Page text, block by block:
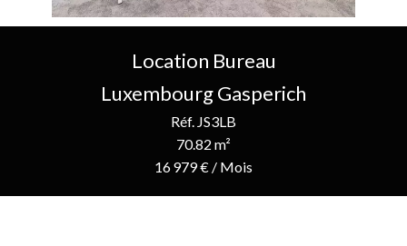
Location Bureau
Luxembourg Gasperich
Réf. JS3LB
70.82 m²
16 979 € / Mois